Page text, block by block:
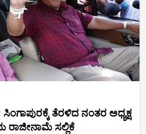
ಸಿಂಗಾಪುರಕ್ಕೆ ತೆರಳಿದ ನಂತರ ಅಧ್ಯಕ್ಷ
ರಾಜೀನಾಮೆ ಸಲ್ಲಿಕೆ